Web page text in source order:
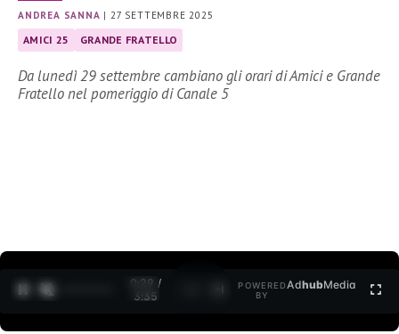
ANDREA SANNA |27 SETTEMBRE 2025
AMICI 25 GRANDE FRATELLO
Da lunedì 29 settembre cambiano gli orari di Amici e Grande
Fratello nel pomeriggio di Canale 5
0:30 /
3:35
POWERED
BY
AdhubMedia